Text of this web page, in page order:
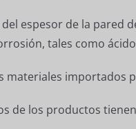
espesor de la pared
tales como
materiales importados
de los productos